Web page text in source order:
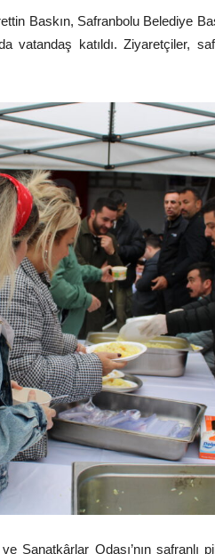
Baskın, Safranbolu Belediye
vatandaş katıldı. Ziyaretçiler,
Sanatkârlar Odası’nın safranlı